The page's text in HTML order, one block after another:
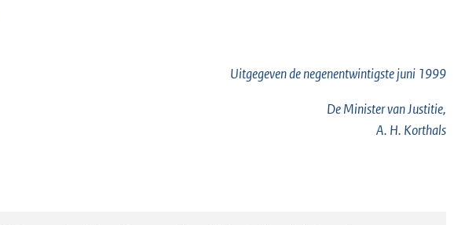
Uitgegeven denegenentwintigstejuni 1999
De Minister van Justitie,
A. H. Korthals